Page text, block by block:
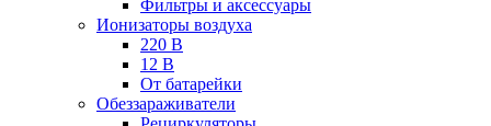
Фильтры и аксессуары
Ионизаторы воздуха
220 В
12 В
От батарейки
Обеззараживатели